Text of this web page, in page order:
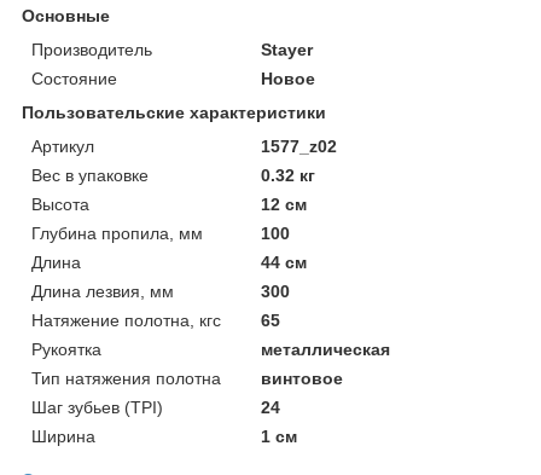
Основные
Производитель
Stayer
Состояние
Новое
Пользовательские характеристики
Артикул
1577_z02
Вес в упаковке
0.32 кг
Высота
12 см
Глубина пропила, мм
100
Длина
44 см
Длина лезвия, мм
300
Натяжение полотна, кгс
65
Рукоятка
металлическая
Тип натяжения полотна
винтовое
Шаг зубьев (TPI)
24
Ширина
1 см